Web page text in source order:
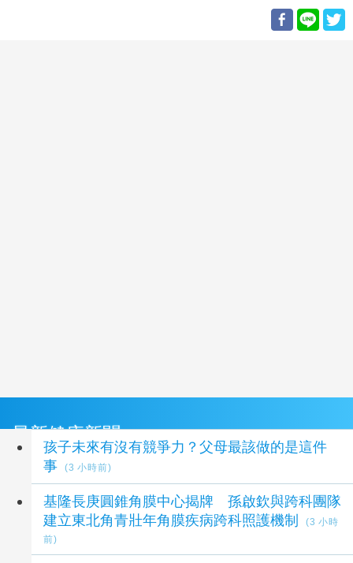
最新健康新聞
孩子未來有沒有競爭力？父母最該做的是這件
事
(3 小時前)
基隆長庚圓錐角膜中心揭牌 孫啟欽與跨科團隊
建立東北角青壯年角膜疾病跨科照護機制
(3 小時
前)